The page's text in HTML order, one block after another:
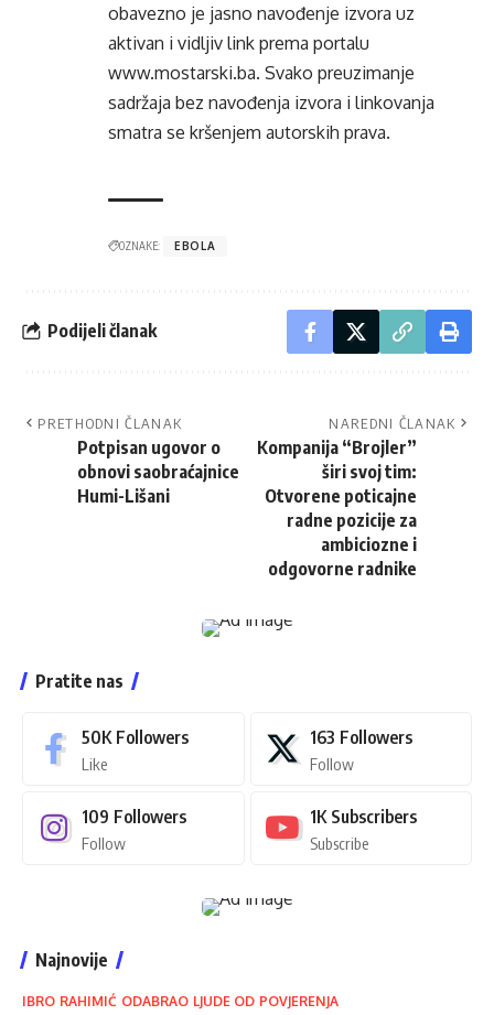
obavezno je jasno navođenje izvora uz
aktivan i vidljiv link prema portalu
www.mostarski.ba. Svako preuzimanje
sadržaja bez navođenja izvora i linkovanja
smatra se kršenjem autorskih prava.
OZNAKE: EBOLA
Podijeli članak
PRETHODNI ČLANAK
Potpisan ugovor o
obnovi saobraćajnice
Humi-Lišani
NAREDNI ČLANAK
Kompanija “Brojler”
širi svoj tim:
Otvorene poticajne
radne pozicije za
ambiciozne i
odgovorne radnike
Pratite nas
50K Followers
Like
163 Followers
Follow
109 Followers
Follow
1K Subscribers
Subscribe
Najnovije
IBRO RAHIMIĆ ODABRAO LJUDE OD POVJERENJA